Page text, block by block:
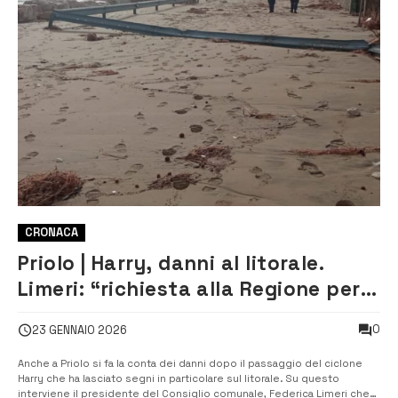
CRONACA
Priolo | Harry, danni al litorale.
Limeri: “richiesta alla Regione per
23 GENNAIO 2026 0
Anche a Priolo si fa la conta dei danni dopo il passaggio del ciclone
Harry che ha lasciato segni in particolare sul litorale. Su questo
interviene il presidente del Consiglio comunale, Federica Limeri che